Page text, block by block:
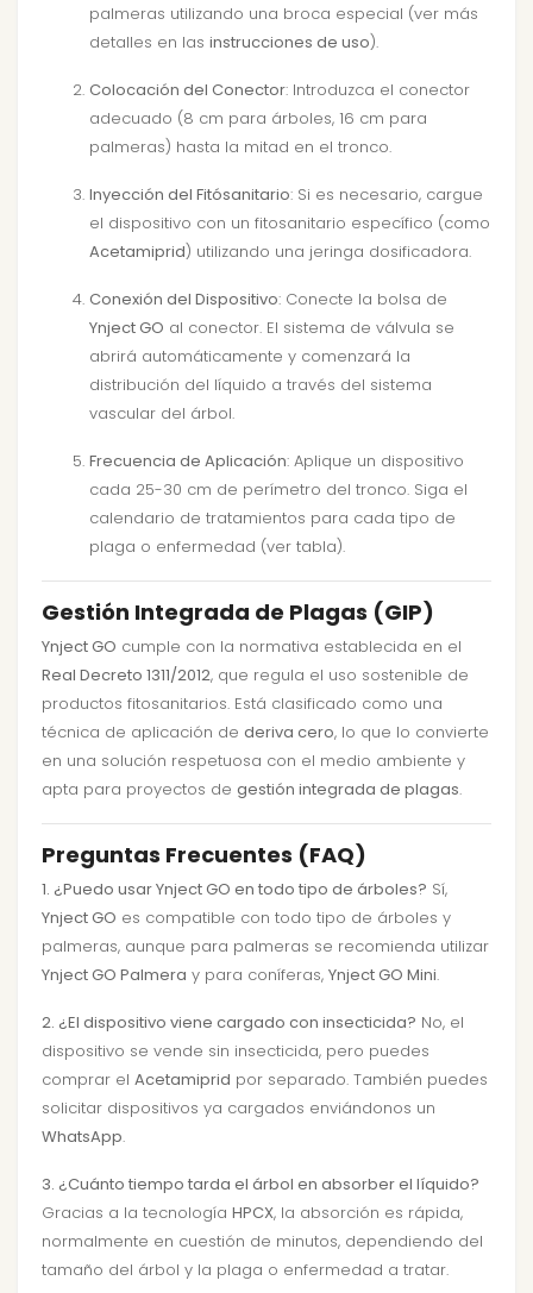
palmeras utilizando una broca especial (ver más
detalles en las instrucciones de uso).
Colocación del Conector: Introduzca el conector
adecuado (8 cm para árboles, 16 cm para
palmeras) hasta la mitad en el tronco.
Inyección del Fitósanitario: Si es necesario, cargue
el dispositivo con un fitosanitario específico (como
Acetamiprid) utilizando una jeringa dosificadora.
Conexión del Dispositivo: Conecte la bolsa de
Ynject GO al conector. El sistema de válvula se
abrirá automáticamente y comenzará la
distribución del líquido a través del sistema
vascular del árbol.
Frecuencia de Aplicación: Aplique un dispositivo
cada 25-30 cm de perímetro del tronco. Siga el
calendario de tratamientos para cada tipo de
plaga o enfermedad (ver tabla).
Gestión Integrada de Plagas (GIP)
Ynject GO cumple con la normativa establecida en el
Real Decreto 1311/2012, que regula el uso sostenible de
productos fitosanitarios. Está clasificado como una
técnica de aplicación de deriva cero, lo que lo convierte
en una solución respetuosa con el medio ambiente y
apta para proyectos de gestión integrada de plagas.
Preguntas Frecuentes (FAQ)
1. ¿Puedo usar Ynject GO en todo tipo de árboles? Sí,
Ynject GO es compatible con todo tipo de árboles y
palmeras, aunque para palmeras se recomienda utilizar
Ynject GO Palmera y para coníferas, Ynject GO Mini.
2. ¿El dispositivo viene cargado con insecticida? No, el
dispositivo se vende sin insecticida, pero puedes
comprar el Acetamiprid por separado. También puedes
solicitar dispositivos ya cargados enviándonos un
WhatsApp.
3. ¿Cuánto tiempo tarda el árbol en absorber el líquido?
Gracias a la tecnología HPCX, la absorción es rápida,
normalmente en cuestión de minutos, dependiendo del
tamaño del árbol y la plaga o enfermedad a tratar.